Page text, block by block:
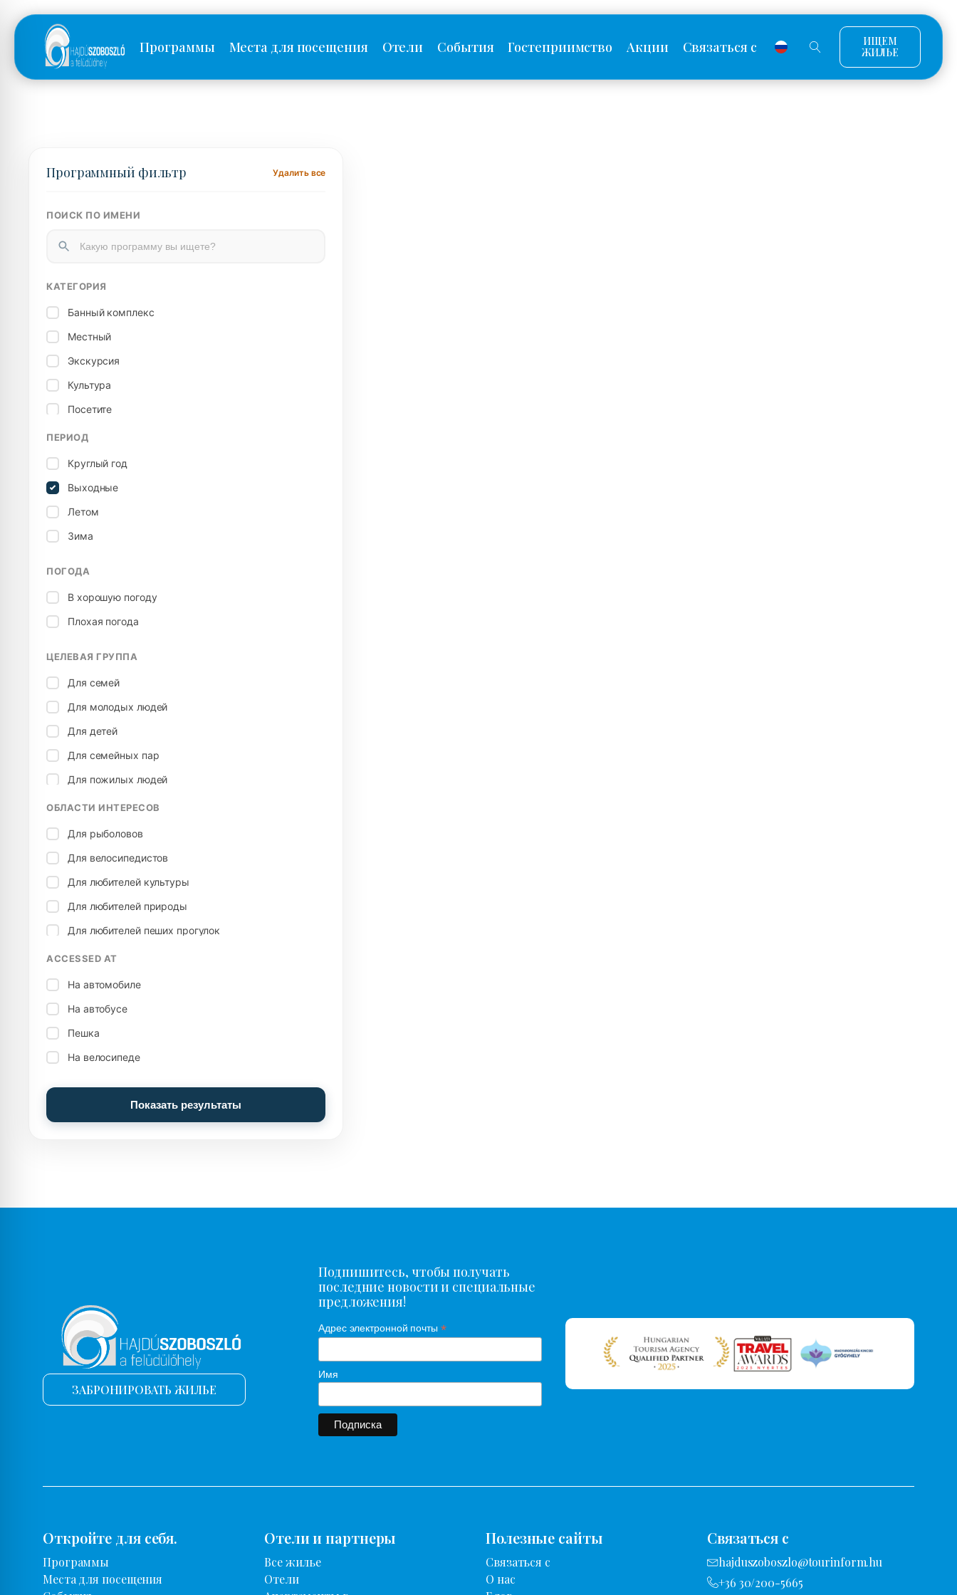
Программы Места для посещения Отели События Гостеприимство Акции Связаться с
ИЩЕМ
ЖИЛЬЕ
Программный фильтр Удалить все
ПОИСК ПО ИМЕНИ
КАТЕГОРИЯ
Банный комплекс
Местный
Экскурсия
Культура
Посетите
Музей
Спорт / Активный
Территория
Тур
ПЕРИОД
Круглый год
Выходные
Летом
Зима
ПОГОДА
В хорошую погоду
Плохая погода
ЦЕЛЕВАЯ ГРУППА
Для семей
Для молодых людей
Для детей
Для семейных пар
Для пожилых людей
ОБЛАСТИ ИНТЕРЕСОВ
Для рыболовов
Для велосипедистов
Для любителей культуры
Для любителей природы
Для любителей пеших прогулок
ACCESSED AT
На автомобиле
На автобусе
Пешка
На велосипеде
Показать результаты
ЗАБРОНИРОВАТЬ ЖИЛЬЕ
Подпишитесь, чтобы получать
последние новости и специальные
предложения!
Адрес электронной почты *
Имя
Откройте для себя.
Программы
Места для посещения
Отели и партнеры
Все жилье
Отели
Полезные сайты
Связаться с
О нас
Связаться с
hajduszoboszlo@tourinform.hu
+36 30/200-5665